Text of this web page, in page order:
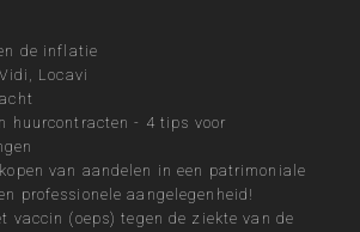
de inflatie
Locavi
huurcontracten - 4 tips voor
van aandelen in een patrimoniale
professionele aangelegenheid!
vaccin (oeps) tegen de ziekte van de